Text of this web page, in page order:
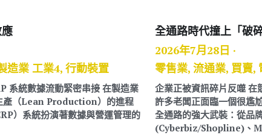
造業 工業4, 行動裝置
系統數據流動緊密串接 在製造業
產（Lean Production）的進程
）系統扮演著數據與營運管理的
全通路時代撞上「破
2026年7月28日 ·
零售業, 流通業, 買賣,
企業正被資訊碎片反噬 在
許多老闆正面臨一個很尷
全通路的強大武裝：從品
(Cyberbiz/Shopline)、